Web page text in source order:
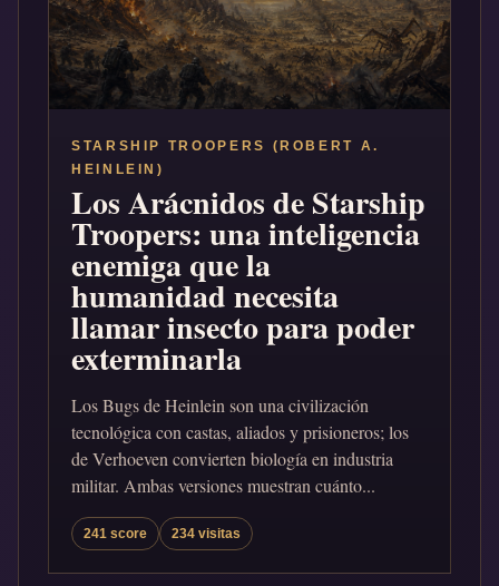
STARSHIP TROOPERS (ROBERT A.
HEINLEIN)
Los Arácnidos de Starship
Troopers: una inteligencia
enemiga que la
humanidad necesita
llamar insecto para poder
exterminarla
Los Bugs de Heinlein son una civilización
tecnológica con castas, aliados y prisioneros; los
de Verhoeven convierten biología en industria
militar. Ambas versiones muestran cuánto...
241 score 234 visitas